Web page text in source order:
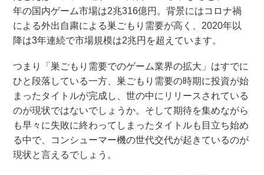
年の国内ゲーム市場は2兆316億円。背景にはコロナ禍
による外出自粛による巣ごもり需要が高く、2020年以
降は3年連続で市場規模は2兆円を超えています。
つまり「巣ごもり需要でのゲーム業界の拡大」はすでに
ひと段落している一方、巣ごもり需要の時期に投資が始
まったタイトルが完成し、世の中にリリースされている
のが現状ではないでしょうか。そして期待を集めながら
も早々に失敗に終わってしまったタイトルも目立ち始め
る中で、コンシューマー機の世代交代が起きているのが
現状と言えるでしょう。